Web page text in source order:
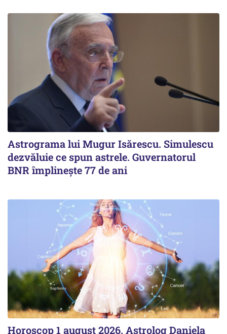
Astrograma lui Mugur Isărescu. Simulescu
dezvăluie ce spun astrele. Guvernatorul
BNR împlinește 77 de ani
Horoscop 1 august 2026. Astrolog Daniela